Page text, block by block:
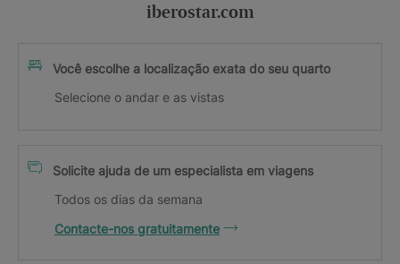
iberostar.com
Você escolhe a localização exata do seu quarto
Selecione o andar e as vistas
Solicite ajuda de um especialista em viagens
Todos os dias da semana
Contacte-nos gratuitamente